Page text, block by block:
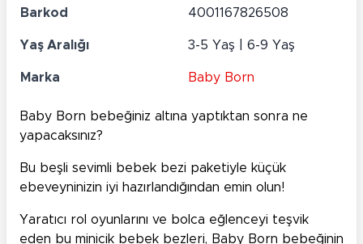
Barkod 4001167826508
Yaş Aralığı 3-5 Yaş | 6-9 Yaş
Marka Baby Born
Baby Born bebeğiniz altına yaptıktan sonra ne
yapacaksınız?
Bu beşli sevimli bebek bezi paketiyle küçük
ebeveyninizin iyi hazırlandığından emin olun!
Yaratıcı rol oyunlarını ve bolca eğlenceyi teşvik
eden bu minicik bebek bezleri, Baby Born bebeğinin